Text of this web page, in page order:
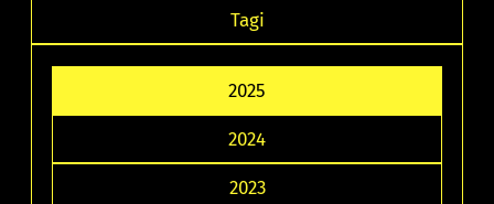
Tagi
2025
2024
2023